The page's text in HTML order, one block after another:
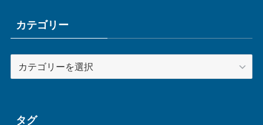
ブカテゴリー
テ
ータグ